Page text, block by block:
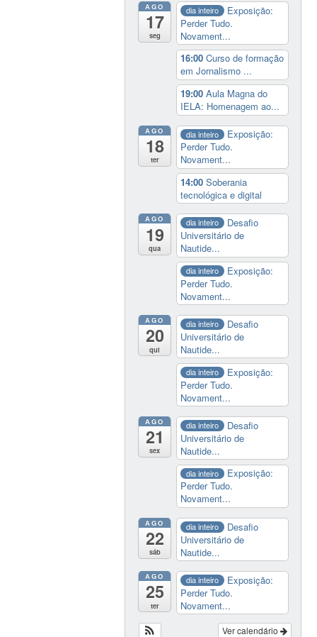
AGO
17
seg
dia inteiro
Exposição:
Perder Tudo.
Novament...
16:00Curso de formação
em Jornalismo ...
19:00Aula Magna do
IELA: Homenagem ao...
AGO
18
ter
dia inteiro
Exposição:
Perder Tudo.
Novament...
14:00Soberania
tecnológica e digital
AGO
19
qua
dia inteiro
Desafio
Universitário de
Nautide...
dia inteiro
Exposição:
Perder Tudo.
Novament...
AGO
20
qui
dia inteiro
Desafio
Universitário de
Nautide...
dia inteiro
Exposição:
Perder Tudo.
Novament...
AGO
21
sex
dia inteiro
Desafio
Universitário de
Nautide...
dia inteiro
Exposição:
Perder Tudo.
Novament...
AGO
22
sáb
dia inteiro
Desafio
Universitário de
Nautide...
AGO
25
ter
dia inteiro
Exposição:
Perder Tudo.
Novament...
Ver calendário